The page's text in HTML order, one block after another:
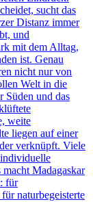
sucht das
Distanz immer
und
mit dem Alltag,
ist. Genau
nicht nur von
Welt in die
Süden und das
weite
liegen auf einer
verknüpft. Viele
Madagaskar
für
naturbegeisterte